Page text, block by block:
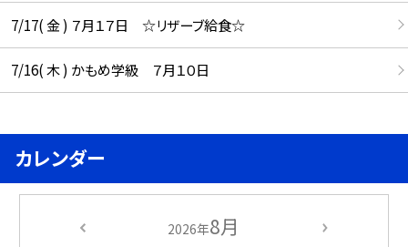
7/17( 金 ) ７月１７日 ☆リザーブ給食☆
7/16( 木 ) かもめ学級 ７月１０日
カレンダー
2026年8月